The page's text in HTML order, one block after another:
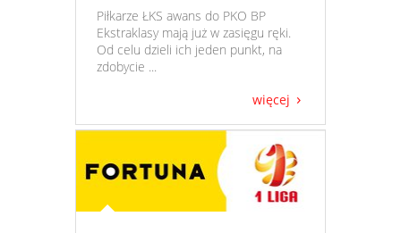
​ Piłkarze ŁKS awans do PKO BP
Ekstraklasy mają już w zasięgu ręki.
Od celu dzieli ich jeden punkt, na
zdobycie ...
więcej